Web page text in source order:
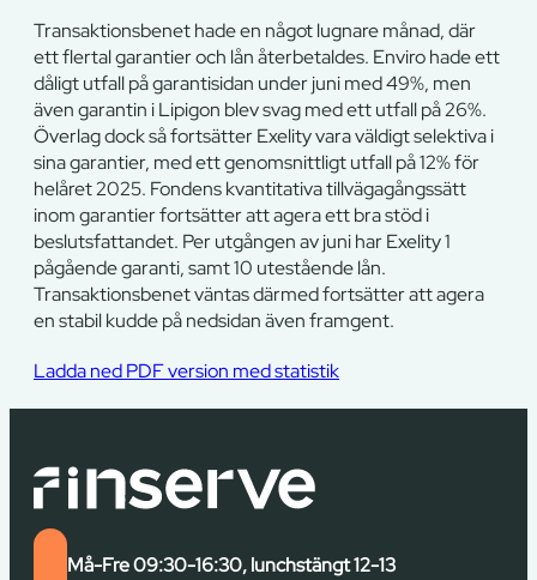
Transaktionsbenet hade en något lugnare månad, där
ett flertal garantier och lån återbetaldes. Enviro hade ett
dåligt utfall på garantisidan under juni med 49%, men
även garantin i Lipigon blev svag med ett utfall på 26%.
Överlag dock så fortsätter Exelity vara väldigt selektiva i
sina garantier, med ett genomsnittligt utfall på 12% för
helåret 2025. Fondens kvantitativa tillvägagångssätt
inom garantier fortsätter att agera ett bra stöd i
beslutsfattandet. Per utgången av juni har Exelity 1
pågående garanti, samt 10 utestående lån.
Transaktionsbenet väntas därmed fortsätter att agera
en stabil kudde på nedsidan även framgent.
Ladda ned PDF version med statistik
Må-Fre 09:30-16:30, lunchstängt 12-13